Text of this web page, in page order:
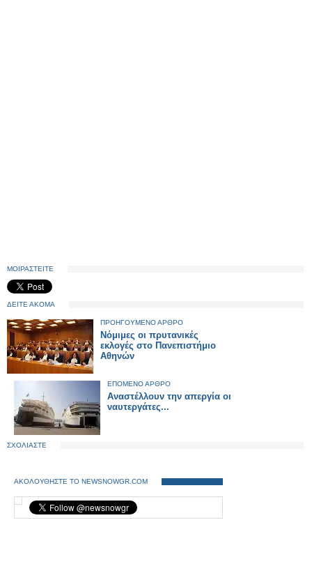
ΜΟΙΡΑΣΤΕΙΤΕ
ΔΕΙΤΕ ΑΚΟΜΑ
ΠΡΟΗΓΟΥΜΕΝΟ ΑΡΘΡΟ
Νόμιμες οι πρυτανικές
εκλογές στο Πανεπιστήμιο
Αθηνών
ΕΠΟΜΕΝΟ ΑΡΘΡΟ
Αναστέλλουν την απεργία οι
ναυτεργάτες...
ΣΧΟΛΙΑΣΤΕ
ΑΚΟΛΟΥΘΗΣΤΕ ΤΟ NEWSNOWGR.COM